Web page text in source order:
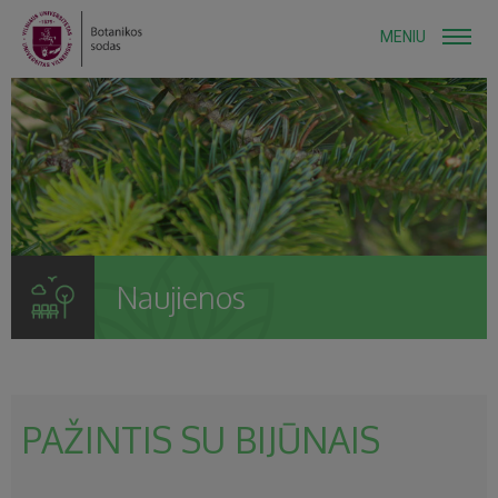
MENIU
Naujienos
PAŽINTIS SU BIJŪNAIS